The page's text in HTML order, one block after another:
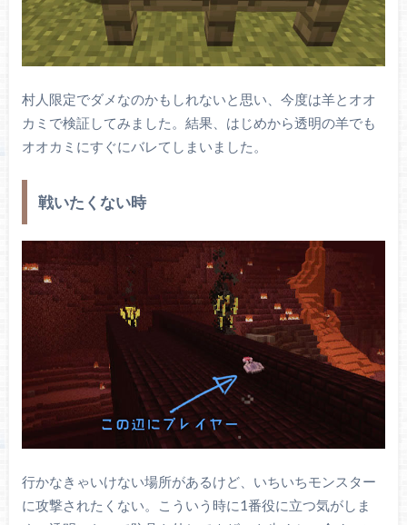
村人限定でダメなのかもしれないと思い、今度は羊とオオ
カミで検証してみました。結果、はじめから透明の羊でも
オオカミにすぐにバレてしまいました。
戦いたくない時
行かなきゃいけない場所があるけど、いちいちモンスター
に攻撃されたくない。こういう時に1番役に立つ気がしま